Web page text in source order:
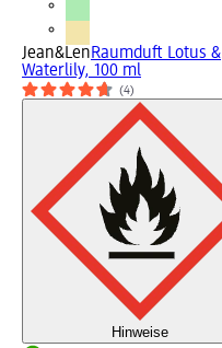
Jean&LenRaumduft Lotus &
Waterlily, 100 ml
(4)
Hinweise